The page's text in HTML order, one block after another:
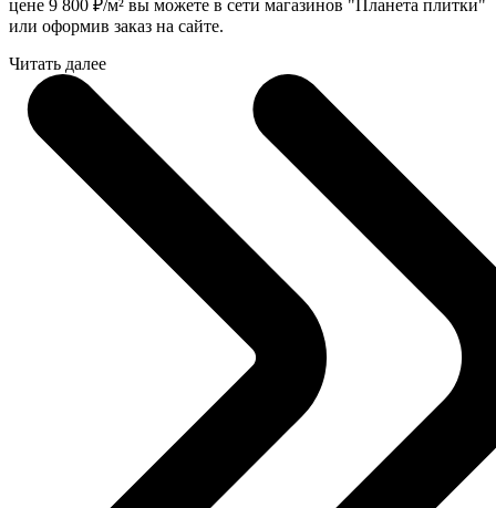
цене 9 800 ₽/м² вы можете в сети магазинов "Планета плитки"
или оформив заказ на сайте.
Читать далее